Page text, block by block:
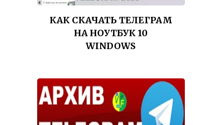
КАК СКАЧАТЬ ТЕЛЕГРАМ
НА НОУТБУК 10
WINDOWS